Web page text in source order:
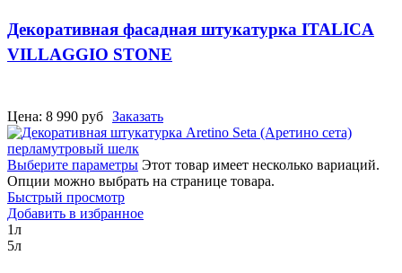
Декоративная фасадная штукатурка ITALICA
VILLAGGIO STONE
Цена: 8 990 руб Заказать
Выберите параметры Этот товар имеет несколько вариаций.
Опции можно выбрать на странице товара.
Быстрый просмотр
Добавить в избранное
1л
5л